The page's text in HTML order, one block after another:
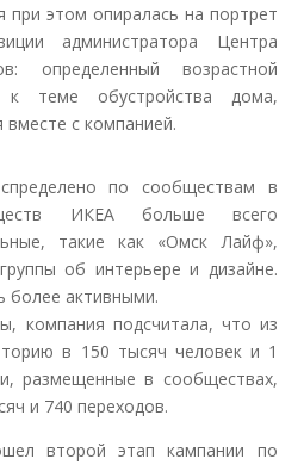
при этом опиралась на портрет
администратора Центра
определенный возрастной
к теме обустройства дома,
вместе с компанией.
по сообществам в
ИКЕА больше всего
такие как «Омск Лайф»,
об интерьере и дизайне.
более активными.
компания подсчитала, что из
в 150 тысяч человек и 1
размещенные в сообществах,
и 740 переходов.
второй этап кампании по